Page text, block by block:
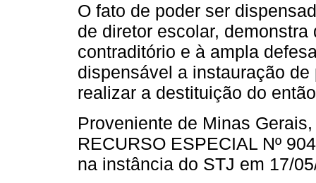
O fato de poder ser
de diretor escolar,
contraditório e à ampla
dispensável a instauração
realizar a destituição do
Proveniente de Minas
RECURSO ESPECIAL Nº
na instância do STJ em 17/